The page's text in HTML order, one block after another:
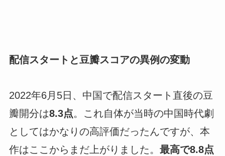
配信スタートと豆瓣スコアの異例の変動
2022年6月5日、中国で配信スタート直後の豆
瓣開分は8.3点。これ自体が当時の中国時代劇
としてはかなりの高評価だったんですが、本
作はここからまだ上がりました。 最高で8.8点